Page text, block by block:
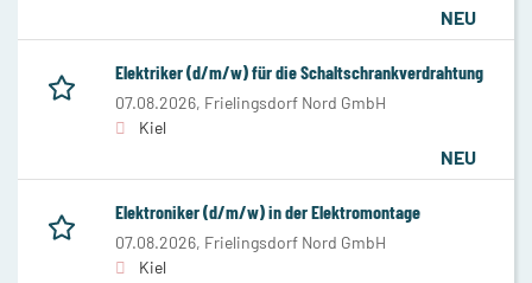
NEU
Elektriker (d/m/w) für die Schaltschrankverdrahtung
07.08.2026, Frielingsdorf Nord GmbH
Kiel
NEU
Elektroniker (d/m/w) in der Elektromontage
07.08.2026, Frielingsdorf Nord GmbH
Kiel